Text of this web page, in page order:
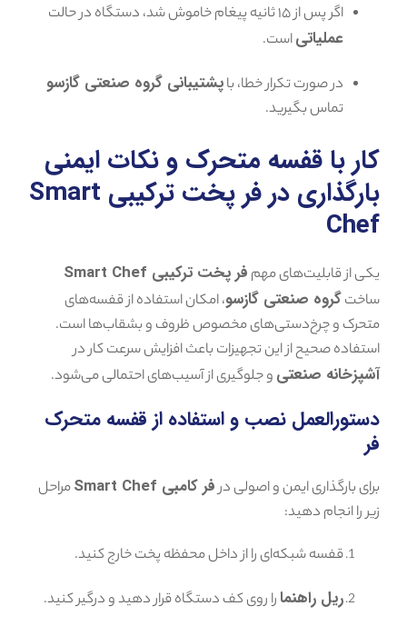
اگر پس از ۱۵ ثانیه پیغام خاموش شد، دستگاه در حالت
عملیاتیاست.
در صورت تکرار خطا، باپشتیبانی گروه صنعتی گازسو
تماس بگیرید.
کار با قفسه متحرک و نکات ایمنی
بارگذاری در فر پخت ترکیبی Smart
Chef
یکی از قابلیت‌های مهم فر پخت ترکیبی Smart Chef
ساختگروه صنعتی گازسو، امکان استفاده از قفسه‌های
متحرک و چرخ‌دستی‌های مخصوص ظروف و بشقاب‌ها است.
استفاده صحیح از این تجهیزات باعث افزایش سرعت کار در
آشپزخانه صنعتی و جلوگیری از آسیب‌های احتمالی می‌شود.
دستورالعمل نصب و استفاده از قفسه متحرک
فر
برای بارگذاری ایمن و اصولی درفر کامبی Smart Chef
مراحل
زیر را انجام دهید:
قفسه شبکه‌ای را از داخل محفظه پخت خارج کنید.
ریل راهنما را روی کف دستگاه قرار دهید و درگیر کنید.